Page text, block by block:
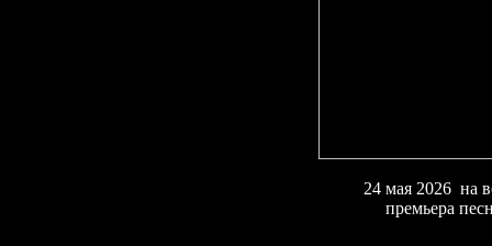
24 мая 2026 на
премьера